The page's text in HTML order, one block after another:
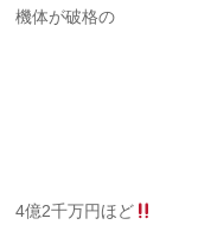
機体が破格の
4億2千万円ほど